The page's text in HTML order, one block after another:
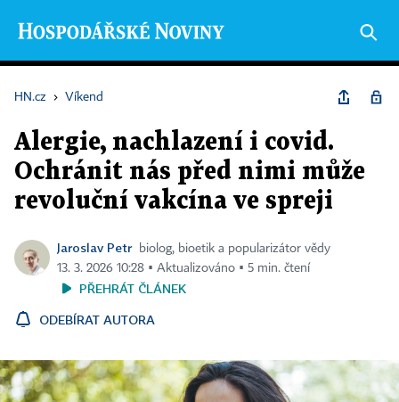
HN.cz › Víkend
Alergie, nachlazení i covid.
Ochránit nás před nimi může
revoluční vakcína ve spreji
Jaroslav Petr
biolog, bioetik a popularizátor vědy
13. 3. 2026 10:28 ▪ Aktualizováno ▪ 5 min. čtení
PŘEHRÁT ČLÁNEK
ODEBÍRAT AUTORA